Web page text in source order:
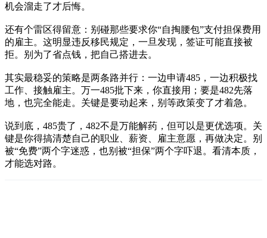
机会溜走了才后悔。
还有个雷区得留意：别碰那些要求你“自掏腰包”支付担保费用
的雇主。这明显违反移民规定，一旦发现，签证可能直接被
拒。别为了省点钱，把自己搭进去。
其实最稳妥的策略是两条路并行：一边申请485，一边积极找
工作、接触雇主。万一485批下来，你直接用；要是482先落
地，也完全能走。关键是要动起来，别等政策变了才着急。
说到底，485贵了，482不是万能解药，但可以是更优选项。关
键是你得搞清楚自己的职业、薪资、雇主意愿，再做决定。别
被“免费”两个字迷惑，也别被“担保”两个字吓退。看清本质，
才能选对路。